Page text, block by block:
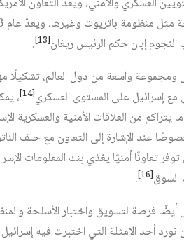
إبان حكم الرئيس ريغان[13]
.
ومجموعة واسعة من دول العالم، تشكيلًا
إسرائيل على المستوى العسكري[14]
،
يتراكم من العلاقات الأمنية
عند الإشارة إلى التعاون مع حلف
تعاونًا أمنيًا يغذي بنك المعلومات
السوق[16]
.
أيضًا فرصة لتسويق واختبار الأسلحة
نورد أحد الامثلة التي اختبرت فيه